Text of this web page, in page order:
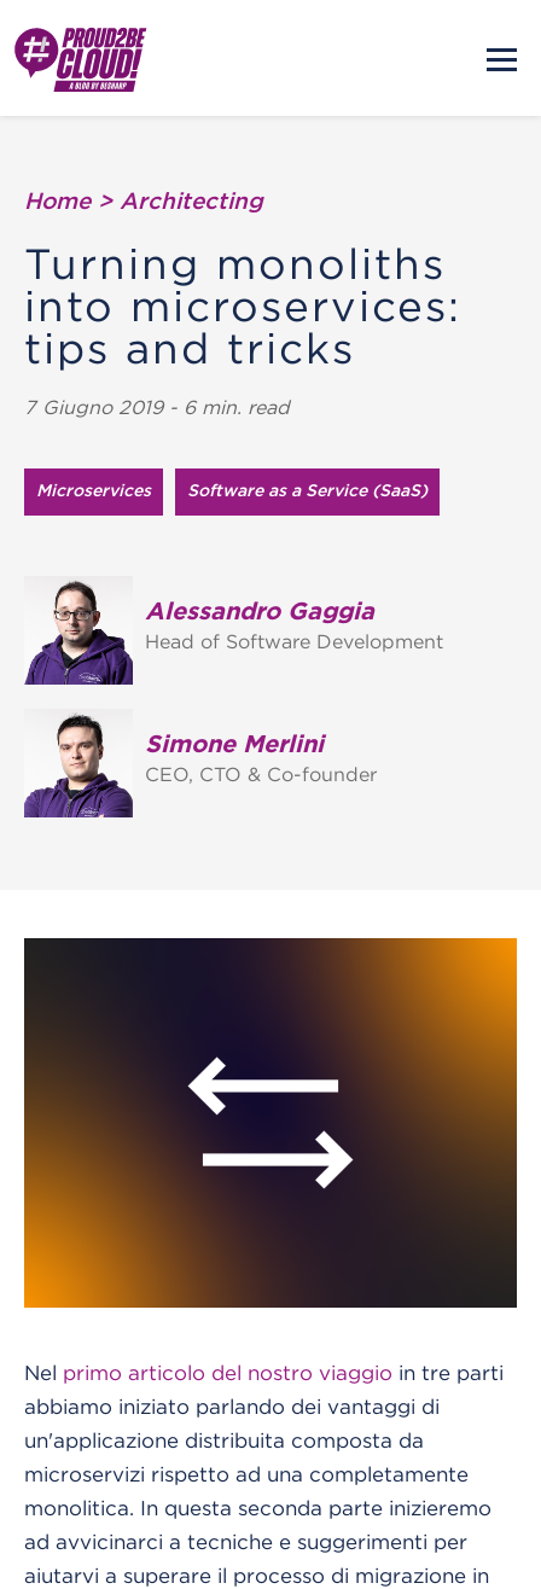
Home > Architecting
Turning monoliths
into microservices:
tips and tricks
7 Giugno 2019 - 6 min. read
Microservices Software as a Service (SaaS)
Alessandro Gaggia
Head of Software Development
Simone Merlini
CEO, CTO & Co-founder
Nel primo articolo del nostro viaggio in tre parti
abbiamo iniziato parlando dei vantaggi di
un'applicazione distribuita composta da
microservizi rispetto ad una completamente
monolitica. In questa seconda parte inizieremo
ad avvicinarci a tecniche e suggerimenti per
aiutarvi a superare il processo di migrazione in